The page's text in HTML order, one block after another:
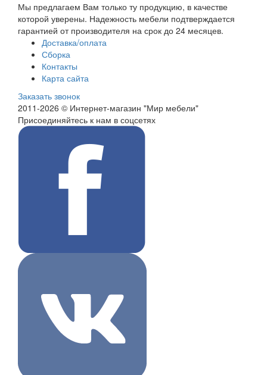
Мы предлагаем Вам только ту продукцию, в качестве
которой уверены. Надежность мебели подтверждается
гарантией от производителя на срок до 24 месяцев.
Доставка/оплата
Сборка
Контакты
Карта сайта
Заказать звонок
2011-2026 © Интернет-магазин "Мир мебели"
Присоединяйтесь к нам в соцсетях